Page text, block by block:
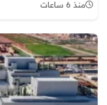
منذ 6 ساعات